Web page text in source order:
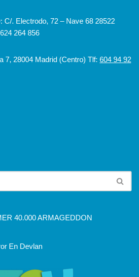
C/. Electrodo, 72 – Nave 68 28522
264 856
7, 28004 Madrid (Centro) Tlf: 604 94 92
40.000 ARMAGEDDON
En Devlan